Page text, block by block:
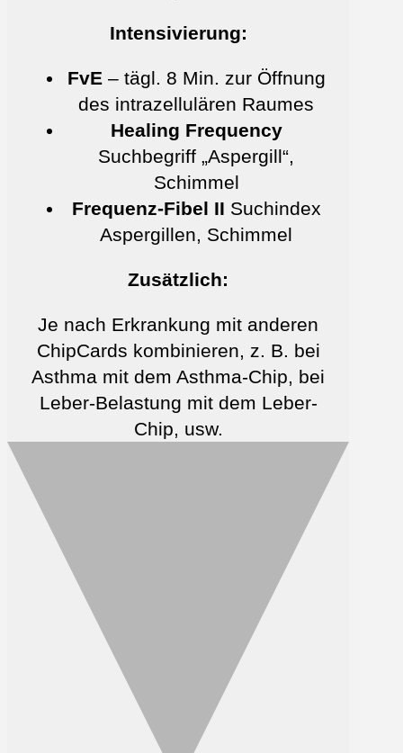
Intensivierung:
FvE– tägl. 8 Min. zur Öffnung
des intrazellulären Raumes
Healing Frequency
Suchbegriff „Aspergill“,
Schimmel
Frequenz-Fibel II Suchindex
Aspergillen, Schimmel
Zusätzlich:
Je nach Erkrankung mit anderen
ChipCards kombinieren, z. B. bei
Asthma mit dem Asthma-Chip, bei
Leber-Belastung mit dem Leber-
Chip, usw.